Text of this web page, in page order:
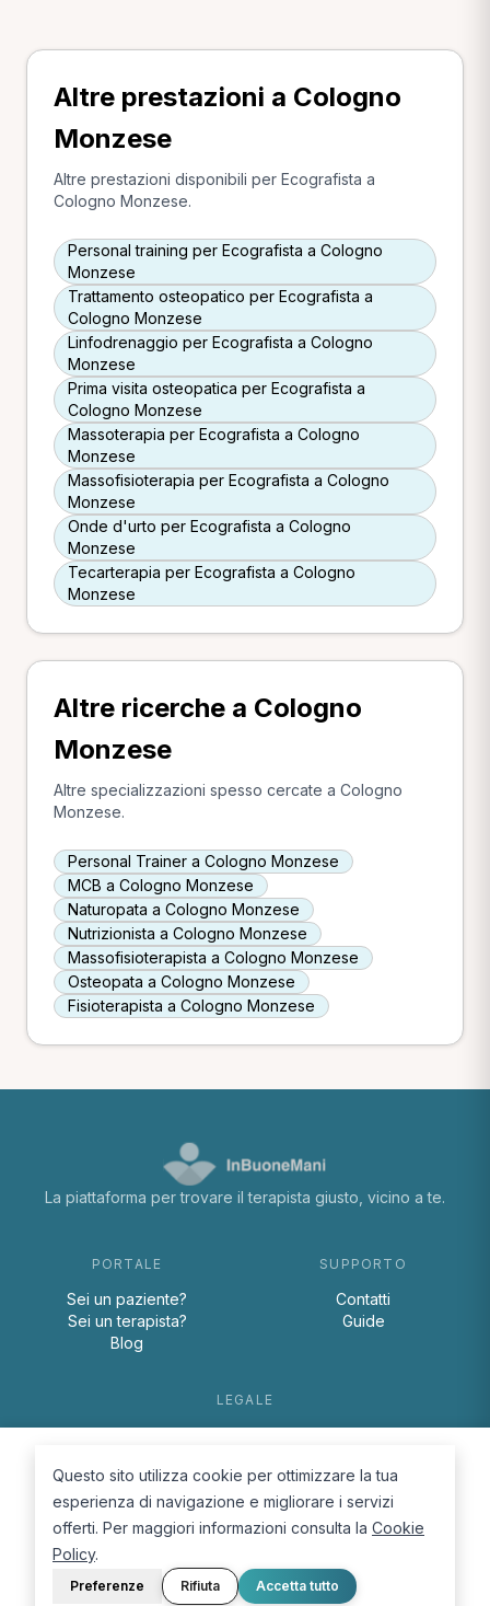
Altre prestazioni a Cologno
Monzese
Altre prestazioni disponibili per Ecografista a
Cologno Monzese.
Personal training per Ecografista a Cologno
Monzese
Trattamento osteopatico per Ecografista a
Cologno Monzese
Linfodrenaggio per Ecografista a Cologno
Monzese
Prima visita osteopatica per Ecografista a
Cologno Monzese
Massoterapia per Ecografista a Cologno
Monzese
Massofisioterapia per Ecografista a Cologno
Monzese
Onde d'urto per Ecografista a Cologno
Monzese
Tecarterapia per Ecografista a Cologno
Monzese
Altre ricerche a Cologno
Monzese
Altre specializzazioni spesso cercate a Cologno
Monzese.
Personal Trainer a Cologno Monzese
MCB a Cologno Monzese
Naturopata a Cologno Monzese
Nutrizionista a Cologno Monzese
Massofisioterapista a Cologno Monzese
Osteopata a Cologno Monzese
Fisioterapista a Cologno Monzese
La piattaforma per trovare il terapista giusto, vicino a te.
PORTALE
Sei un paziente?
Sei un terapista?
Blog
SUPPORTO
Contatti
Guide
LEGALE
Cookie Policy
Questo sito utilizza cookie per ottimizzare la tua
esperienza di navigazione e migliorare i servizi
offerti. Per maggiori informazioni consulta la Cookie
Policy.
Preferenze Rifiuta Accetta tutto